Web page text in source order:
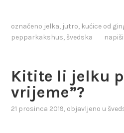
označeno jelka, jutro, kućice od
pepparkakshus, švedska
Kitite li jelku
vrijeme”?
21 prosinca 2019, objavljeno u